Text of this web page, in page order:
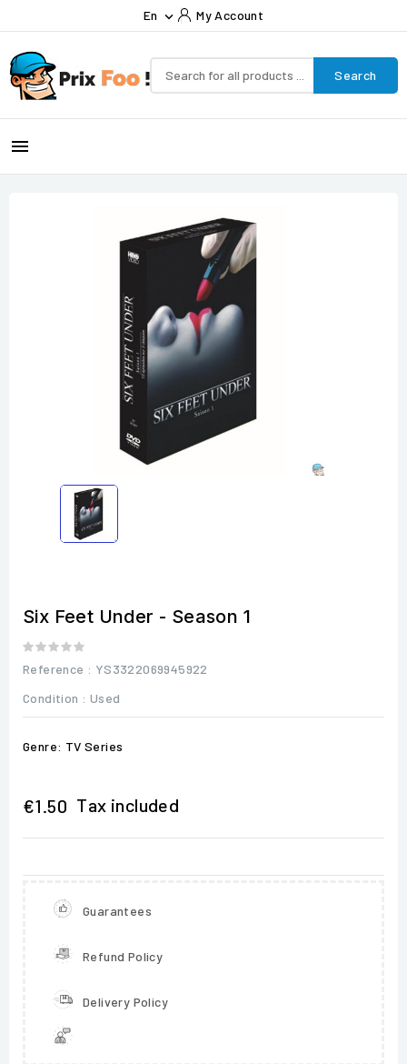
En  My Account
Search

Six Feet Under - Season 1
Reference : YS3322069945922
Condition : Used
Genre: TV Series
€1.50 Tax included
Guarantees
Refund Policy
Delivery Policy